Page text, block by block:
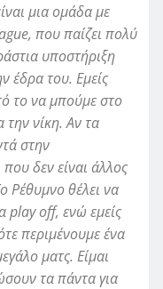
μια ομάδα με
, που παίζει πολύ
υποστήριξη
έδρα του. Εμείς
το να μπούμε στο
νίκη. Αν τα
στην
δεν είναι άλλος
Ρέθυμνο θέλει να
playoff, ενώ εμείς
περιμένουμε ένα
ματς. Είμαι
τα πάντα για